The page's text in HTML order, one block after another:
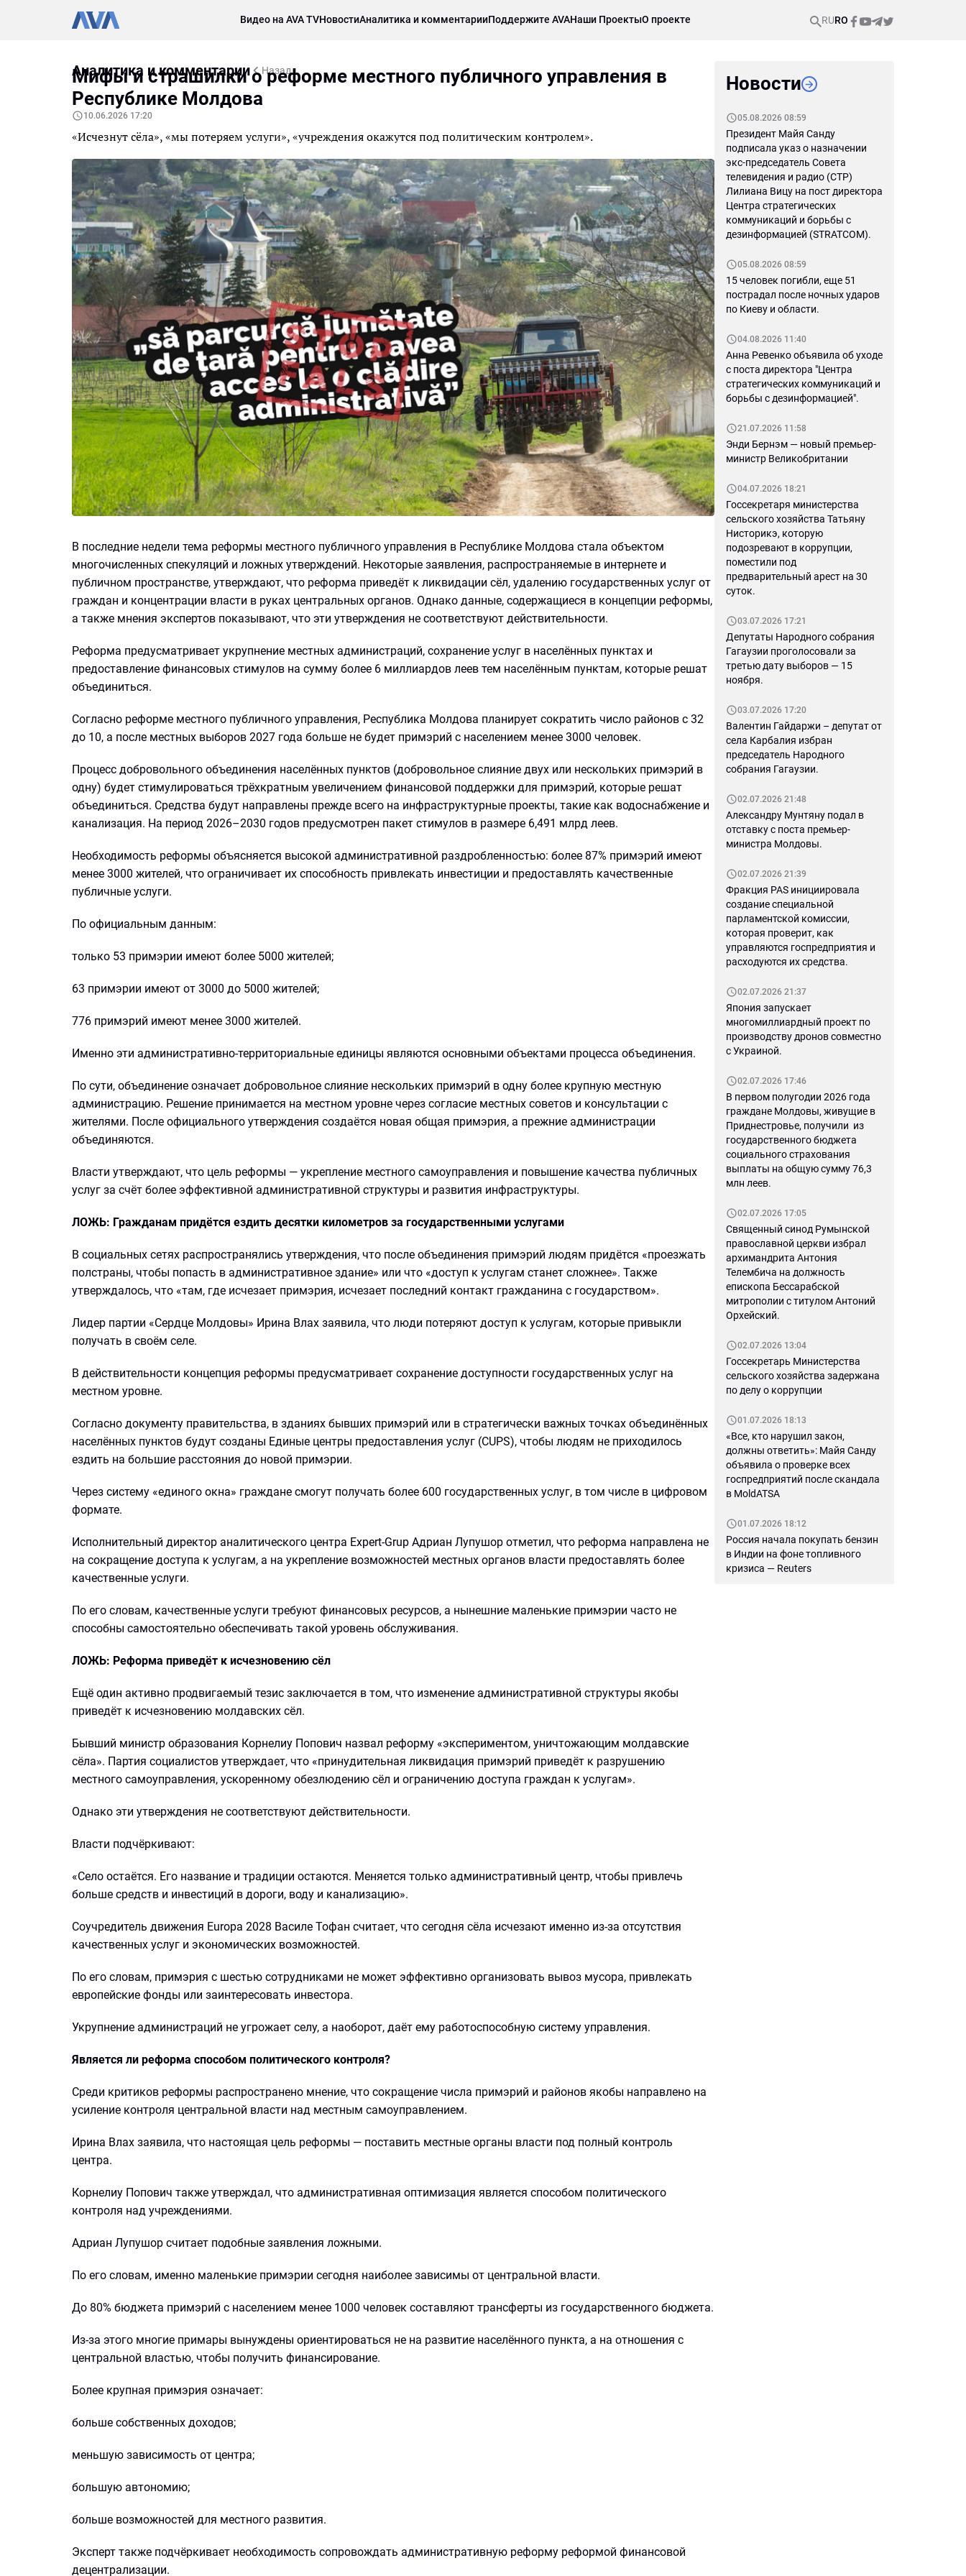
Видео на AVA TVНовостиАналитика и комментарииПоддержите AVAНаши ПроектыО проекте RURO
Аналитика и комментарии Назад
Мифы и страшилки о реформе местного публичного управления в
Республике Молдова
10.06.2026 17:20
«Исчезнут сёла», «мы потеряем услуги», «учреждения окажутся под политическим контролем».
В последние недели тема реформы местного публичного управления в Республике Молдова стала объектом
многочисленных спекуляций и ложных утверждений. Некоторые заявления, распространяемые в интернете и
публичном пространстве, утверждают, что реформа приведёт к ликвидации сёл, удалению государственных услуг от
граждан и концентрации власти в руках центральных органов. Однако данные, содержащиеся в концепции реформы,
а также мнения экспертов показывают, что эти утверждения не соответствуют действительности.
Реформа предусматривает укрупнение местных администраций, сохранение услуг в населённых пунктах и
предоставление финансовых стимулов на сумму более 6 миллиардов леев тем населённым пунктам, которые решат
объединиться.
Согласно реформе местного публичного управления, Республика Молдова планирует сократить число районов с 32
до 10, а после местных выборов 2027 года больше не будет примэрий с населением менее 3000 человек.
Процесс добровольного объединения населённых пунктов (добровольное слияние двух или нескольких примэрий в
одну) будет стимулироваться трёхкратным увеличением финансовой поддержки для примэрий, которые решат
объединиться. Средства будут направлены прежде всего на инфраструктурные проекты, такие как водоснабжение и
канализация. На период 2026–2030 годов предусмотрен пакет стимулов в размере 6,491 млрд леев.
Необходимость реформы объясняется высокой административной раздробленностью: более 87% примэрий имеют
менее 3000 жителей, что ограничивает их способность привлекать инвестиции и предоставлять качественные
публичные услуги.
По официальным данным:
только 53 примэрии имеют более 5000 жителей;
63 примэрии имеют от 3000 до 5000 жителей;
776 примэрий имеют менее 3000 жителей.
Именно эти административно-территориальные единицы являются основными объектами процесса объединения.
По сути, объединение означает добровольное слияние нескольких примэрий в одну более крупную местную
администрацию. Решение принимается на местном уровне через согласие местных советов и консультации с
жителями. После официального утверждения создаётся новая общая примэрия, а прежние администрации
объединяются.
Власти утверждают, что цель реформы — укрепление местного самоуправления и повышение качества публичных
услуг за счёт более эффективной административной структуры и развития инфраструктуры.
ЛОЖЬ: Гражданам придётся ездить десятки километров за государственными услугами
В социальных сетях распространялись утверждения, что после объединения примэрий людям придётся «проезжать
полстраны, чтобы попасть в административное здание» или что «доступ к услугам станет сложнее». Также
утверждалось, что «там, где исчезает примэрия, исчезает последний контакт гражданина с государством».
Лидер партии «Сердце Молдовы» Ирина Влах заявила, что люди потеряют доступ к услугам, которые привыкли
получать в своём селе.
В действительности концепция реформы предусматривает сохранение доступности государственных услуг на
местном уровне.
Согласно документу правительства, в зданиях бывших примэрий или в стратегически важных точках объединённых
населённых пунктов будут созданы Единые центры предоставления услуг (CUPS), чтобы людям не приходилось
ездить на большие расстояния до новой примэрии.
Через систему «единого окна» граждане смогут получать более 600 государственных услуг, в том числе в цифровом
формате.
Исполнительный директор аналитического центра Expert-Grup Адриан Лупушор отметил, что реформа направлена не
на сокращение доступа к услугам, а на укрепление возможностей местных органов власти предоставлять более
качественные услуги.
По его словам, качественные услуги требуют финансовых ресурсов, а нынешние маленькие примэрии часто не
способны самостоятельно обеспечивать такой уровень обслуживания.
ЛОЖЬ: Реформа приведёт к исчезновению сёл
Ещё один активно продвигаемый тезис заключается в том, что изменение административной структуры якобы
приведёт к исчезновению молдавских сёл.
Бывший министр образования Корнелиу Попович назвал реформу «экспериментом, уничтожающим молдавские
сёла». Партия социалистов утверждает, что «принудительная ликвидация примэрий приведёт к разрушению
местного самоуправления, ускоренному обезлюдению сёл и ограничению доступа граждан к услугам».
Однако эти утверждения не соответствуют действительности.
Власти подчёркивают:
«Село остаётся. Его название и традиции остаются. Меняется только административный центр, чтобы привлечь
больше средств и инвестиций в дороги, воду и канализацию».
Соучредитель движения Europa 2028 Василе Тофан считает, что сегодня сёла исчезают именно из-за отсутствия
качественных услуг и экономических возможностей.
По его словам, примэрия с шестью сотрудниками не может эффективно организовать вывоз мусора, привлекать
европейские фонды или заинтересовать инвестора.
Укрупнение администраций не угрожает селу, а наоборот, даёт ему работоспособную систему управления.
Является ли реформа способом политического контроля?
Среди критиков реформы распространено мнение, что сокращение числа примэрий и районов якобы направлено на
усиление контроля центральной власти над местным самоуправлением.
Ирина Влах заявила, что настоящая цель реформы — поставить местные органы власти под полный контроль
центра.
Корнелиу Попович также утверждал, что административная оптимизация является способом политического
контроля над учреждениями.
Адриан Лупушор считает подобные заявления ложными.
По его словам, именно маленькие примэрии сегодня наиболее зависимы от центральной власти.
До 80% бюджета примэрий с населением менее 1000 человек составляют трансферты из государственного бюджета.
Из-за этого многие примары вынуждены ориентироваться не на развитие населённого пункта, а на отношения с
центральной властью, чтобы получить финансирование.
Более крупная примэрия означает:
больше собственных доходов;
меньшую зависимость от центра;
большую автономию;
больше возможностей для местного развития.
Эксперт также подчёркивает необходимость сопровождать административную реформу реформой финансовой
децентрализации.
Новости
05.08.2026 08:59
Президент Майя Санду
подписала указ о назначении
экс-председатель Совета
телевидения и радио (СТР)
Лилиана Вицу на пост директора
Центра стратегических
коммуникаций и борьбы с
дезинформацией (STRATCOM).
05.08.2026 08:59
15 человек погибли, еще 51
пострадал после ночных ударов
по Киеву и области.
04.08.2026 11:40
Анна Ревенко объявила об уходе
с поста директора "Центра
стратегических коммуникаций и
борьбы с дезинформацией".
21.07.2026 11:58
Энди Бернэм — новый премьер-
министр Великобритании
04.07.2026 18:21
Госсекретаря министерства
сельского хозяйства Татьяну
Нисторикэ, которую
подозревают в коррупции,
поместили под
предварительный арест на 30
суток.
03.07.2026 17:21
Депутаты Народного собрания
Гагаузии проголосовали за
третью дату выборов — 15
ноября.
03.07.2026 17:20
Валентин Гайдаржи – депутат от
села Карбалия избран
председатель Народного
собрания Гагаузии.
02.07.2026 21:48
Александру Мунтяну подал в
отставку с поста премьер-
министра Молдовы.
02.07.2026 21:39
Фракция PAS инициировала
создание специальной
парламентской комиссии,
которая проверит, как
управляются госпредприятия и
расходуются их средства.
02.07.2026 21:37
Япония запускает
многомиллиардный проект по
производству дронов совместно
с Украиной.
02.07.2026 17:46
В первом полугодии 2026 года
граждане Молдовы, живущие в
Приднестровье, получили из
государственного бюджета
социального страхования
выплаты на общую сумму 76,3
млн леев.
02.07.2026 17:05
Священный синод Румынской
православной церкви избрал
архимандрита Антония
Телембича на должность
епископа Бессарабской
митрополии с титулом Антоний
Орхейский.
02.07.2026 13:04
Госсекретарь Министерства
сельского хозяйства задержана
по делу о коррупции
01.07.2026 18:13
«Все, кто нарушил закон,
должны ответить»: Майя Санду
объявила о проверке всех
госпредприятий после скандала
в MoldATSA
01.07.2026 18:12
Россия начала покупать бензин
в Индии на фоне топливного
кризиса — Reuters